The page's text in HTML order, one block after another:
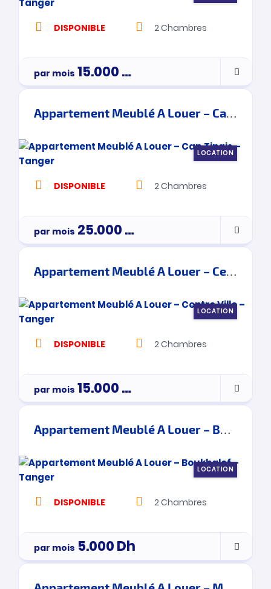
DISPONIBLE 2Chambres
par mois 15.000Dh
Appartement Meublé A Louer – Cap Tingis – Tanger
LOCATION
DISPONIBLE 2Chambres
par mois 25.000Dh
Appartement Meublé A Louer – Centre Ville – Tanger
LOCATION
DISPONIBLE 2Chambres
par mois 15.000Dh
Appartement Meublé A Louer – Boukhalef – Tanger
LOCATION
DISPONIBLE 2Chambres
par mois 5.000Dh